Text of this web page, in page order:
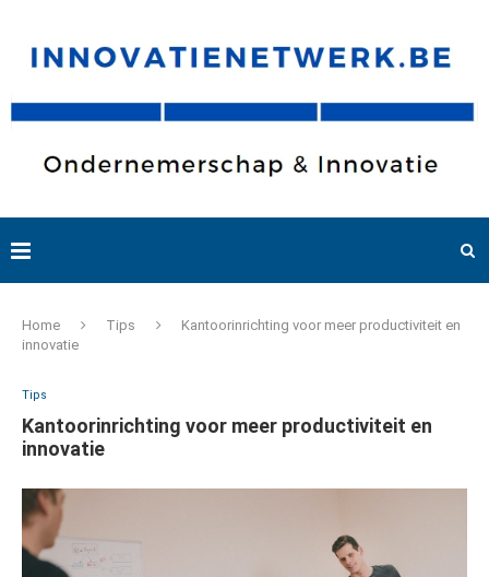
Home Tips
Kantoorinrichting voor meer productiviteit en
innovatie
Tips
Kantoorinrichting voor meer productiviteit en
innovatie